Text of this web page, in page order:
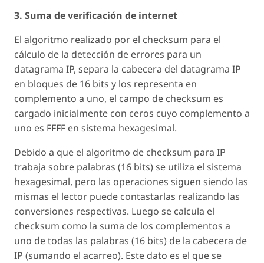
3. Suma de verificación de internet
El algoritmo realizado por el checksum para el
cálculo de la detección de errores para un
datagrama IP, separa la cabecera del datagrama IP
en bloques de 16 bits y los representa en
complemento a uno, el campo de checksum es
cargado inicialmente con ceros cuyo complemento a
uno es FFFF en sistema hexagesimal.
Debido a que el algoritmo de checksum para IP
trabaja sobre palabras (16 bits) se utiliza el sistema
hexagesimal, pero las operaciones siguen siendo las
mismas el lector puede contastarlas realizando las
conversiones respectivas. Luego se calcula el
checksum como la suma de los complementos a
uno de todas las palabras (16 bits) de la cabecera de
IP (sumando el acarreo). Este dato es el que se